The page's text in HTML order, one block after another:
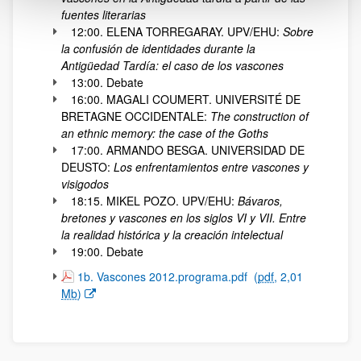
fuentes literarias
12:00. ELENA TORREGARAY. UPV/EHU: Sobre
la confusión de identidades durante la
Antigüedad Tardía: el caso de los vascones
13:00. Debate
16:00. MAGALI COUMERT. UNIVERSITÉ DE
BRETAGNE OCCIDENTALE: The construction of
an ethnic memory: the case of the Goths
17:00. ARMANDO BESGA. UNIVERSIDAD DE
DEUSTO: Los enfrentamientos entre vascones y
visigodos
18:15. MIKEL POZO. UPV/EHU: Bávaros,
bretones y vascones en los siglos VI y VII. Entre
la realidad histórica y la creación intelectual
19:00. Debate
(Abre una nueva ventana)
1b. Vascones 2012.programa.pdf (pdf, 2,01
Mb)